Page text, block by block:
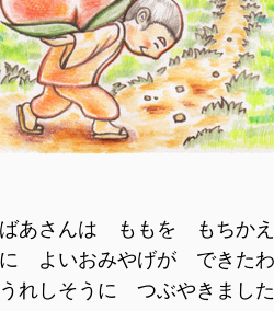
あさんは ももを もちかえ
に よいおみやげが できたわ
れしそうに つぶやきました